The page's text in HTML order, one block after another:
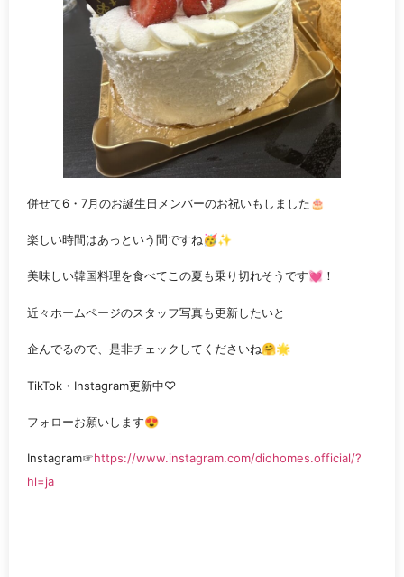
併せて6・7月のお誕生日メンバーのお祝いもしました🎂
楽しい時間はあっという間ですね🥳✨
美味しい韓国料理を食べてこの夏も乗り切れそうです💓！
近々ホームページのスタッフ写真も更新したいと
企んでるので、是非チェックしてくださいね🤗🌟
TikTok・Instagram更新中♡
フォローお願いします😍
Instagram☞https://www.instagram.com/diohomes.official/?
hl=ja